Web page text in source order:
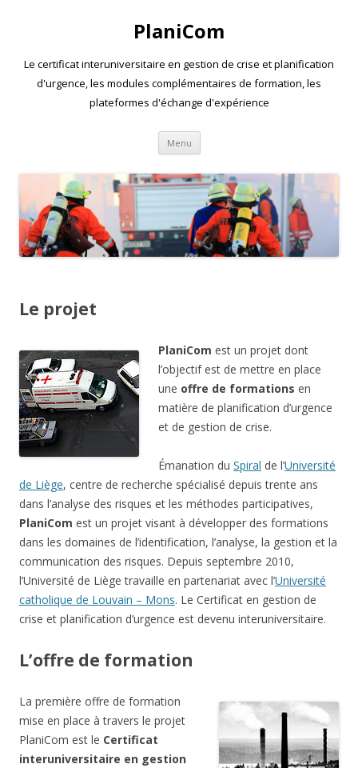
PlaniCom
Le certificat interuniversitaire en gestion de crise et planification
d'urgence, les modules complémentaires de formation, les
plateformes d'échange d'expérience
Menu Aller
contenu
Le projet
PlaniCom est un projet dont
l’objectif est de mettre en place
une offre de formations en
matière de planification d’urgence
et de gestion de crise.
Émanation du Spiral de l’Université
de Liège, centre de recherche spécialisé depuis trente ans
dans l’analyse des risques et les méthodes participatives,
PlaniCom est un projet visant à développer des formations
dans les domaines de l’identification, l’analyse, la gestion et la
communication des risques. Depuis septembre 2010,
l’Université de Liège travaille en partenariat avec l’Université
catholique de Louvain – Mons. Le Certificat en gestion de
crise et planification d’urgence est devenu interuniversitaire.
L’offre de formation
La première offre de formation
mise en place à travers le projet
PlaniCom est le Certificat
interuniversitaire en gestion